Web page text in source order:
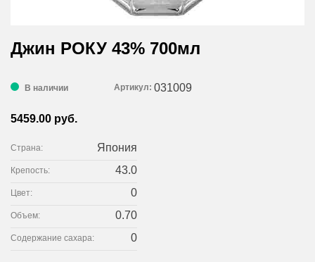
Джин РОКУ 43% 700мл
В наличии Артикул: 031009
5459.00 руб.
Страна: Япония
Крепость: 43.0
Цвет: 0
Объем: 0.70
Содержание сахара: 0